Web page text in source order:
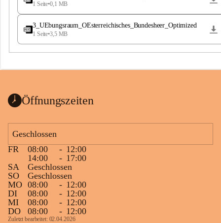
e
a
1 Seite•0,1 MB
3_UEbungsraum_OEsterreichisches_Bundesheer_Optimized
1 Seite•3,5 MB
Öffnungszeiten
Geschlossen
FR
08:00 - 12:00
14:00
- 17:00
SA
Geschlossen
SO
Geschlossen
MO 08:00 - 12:00
DI
08:00 - 12:00
MI
08:00 - 12:00
DO
08:00 - 12:00
Zuletzt bearbeitet: 02.04.2026